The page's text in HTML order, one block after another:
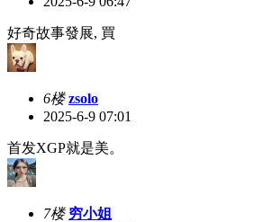
好奇故事發展, 買
6楼 zsolo
2025-6-9 07:01
首发XGP就是美。
7楼 穷小姐